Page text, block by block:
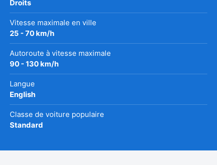
Droits
Vitesse maximale en ville
25 - 70 km/h
Autoroute à vitesse maximale
90 - 130 km/h
Langue
English
Classe de voiture populaire
Standard